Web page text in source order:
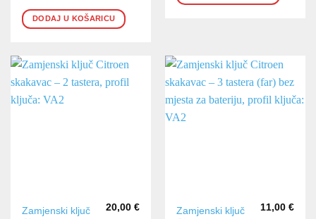
DODAJ U KOŠARICU
Zamjenski ključ
20,00 €
Zamjenski ključ
11,00 €